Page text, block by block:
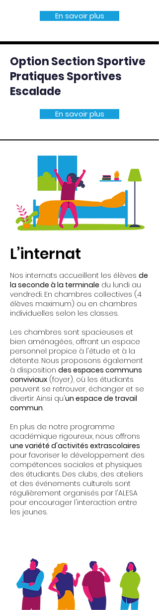
En savoir plus
Option Section Sportive
Pratiques Sportives
Escalade
En savoir plus
L’internat
Nos internats accueillent les élèves de
la seconde à la terminale du lundi au
vendredi. En chambres collectives (4
élèves maximum) ou en chambres
individuelles selon les classes.
Les chambres sont spacieuses et
bien aménagées, offrant un espace
personnel propice à l'étude et à la
détente. Nous proposons également
à disposition des espaces communs
conviviaux (foyer), où les étudiants
peuvent se retrouver, échanger et se
divertir. Ainsi qu'un espace de travail
commun.
En plus de notre programme
académique rigoureux, nous offrons
une variété d'activités extrascolaires
pour favoriser le développement des
compétences sociales et physiques
des étudiants. Des clubs, des ateliers
et des événements culturels sont
régulièrement organisés par l'ALESA
pour encourager l'interaction entre
les jeunes.